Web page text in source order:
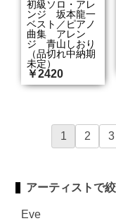
初級ソロ・アレ
ンジ 坂本龍一
ベスト／ピアノ
曲集 アレン
ジ 青山しおり
（品切れ中納期
未定）
￥2420
1 2 3
アーティストで
Eve